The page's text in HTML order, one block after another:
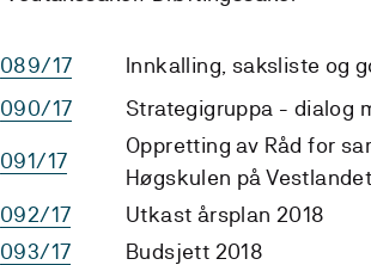
089/17
Innkalling, saksliste og
090/17
Strategigruppa - dialog
091/17
Oppretting av Råd for
Høgskulen på Vestlandet
092/17
Utkast årsplan 2018
093/17
Budsjett 2018